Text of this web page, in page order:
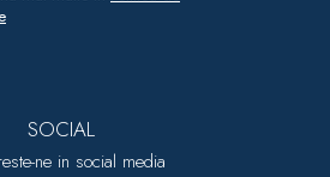
SOCIAL
ne in social media